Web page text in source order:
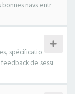
navs entr
spécificatio
de sessi